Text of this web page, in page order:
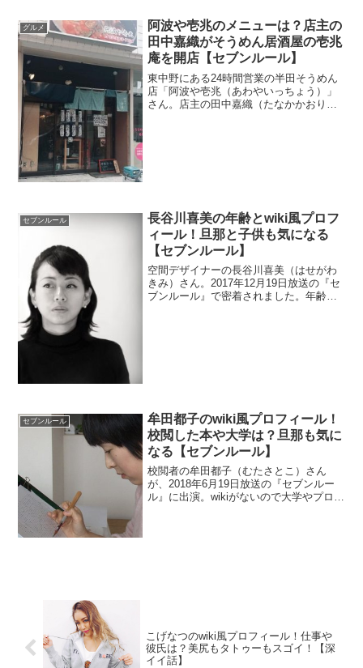
グルメ
阿波や壱兆のメニューは？店主の
田中嘉織がそうめん居酒屋の壱兆
庵を開店【セブンルール】
東中野にある24時間営業の半田そうめん
店「阿波や壱兆（あわやいっちょう）」
さん。店主の田中嘉織（たなかかおり）
セブンルール
長谷川喜美の年齢とwiki風プロフ
ィール！旦那と子供も気になる
【セブンルール】
空間デザイナーの長谷川喜美（はせがわ
きみ）さん。2017年12月19日放送の『セ
ブンルール』で密着されました。年齢が
セブンルール
牟田都子のwiki風プロフィール！
校閲した本や大学は？旦那も気に
なる【セブンルール】
校閲者の牟田都子（むたさとこ）さん
が、2018年6月19日放送の『セブンルー
ル』に出演。wikiがないので大学やプロフ
こげなつのwiki風プロフィール！仕事や
彼氏は？美尻もタトゥーもスゴイ！【深
イイ話】